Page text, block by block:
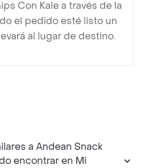
Con Kale a través de la
el pedido esté listo un
al lugar de destino.
a Andean Snack
encontrar en Mi